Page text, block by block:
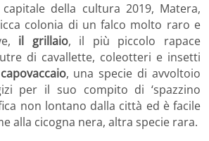
della cultura 2019, Matera,
colonia di un falco molto raro e
il grillaio, il più piccolo rapace
di cavallette, coleotteri e insetti
capovaccaio, una specie di avvoltoio
per il suo compito di ‘spazzino
non lontano dalla città ed è facile
alla cicogna nera, altra specie rara.